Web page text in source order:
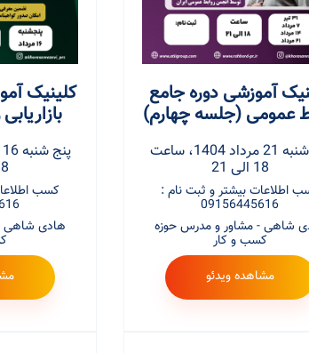
آموزشی دوره جامع
عمومی (جلسه چهارم)
سه شنبه 21 مرداد 1404، ساعت
18 الی 21
اطلاعات بیشتر و ثبت نام :
09156445616
شاهی - مشاور و مدرس حوزه
کسب و کار
مشاهده ویدئو
کلینیک
18
کسب
هادی شاهی